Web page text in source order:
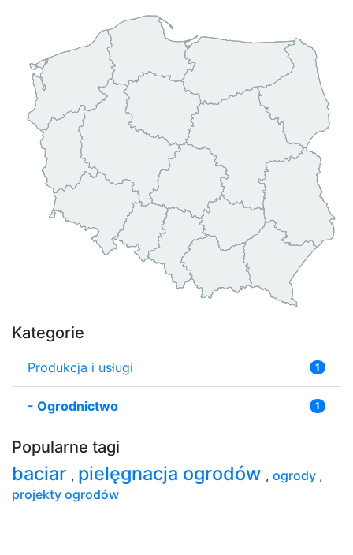
Kategorie
Produkcja i usługi 1
- Ogrodnictwo 1
Popularne tagi
baciar , pielęgnacja ogrodów , ogrody ,
projekty ogrodów